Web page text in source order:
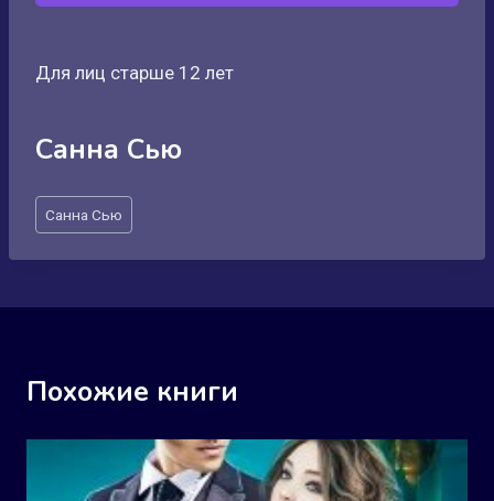
Для лиц старше 12 лет
Санна Сью
Метки
записи:
Санна Сью
Похожие книги